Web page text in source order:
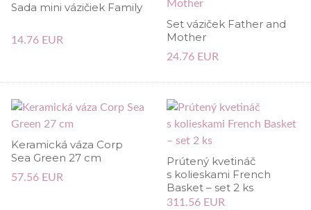
Sada mini vázičiek Family
14.76 EUR
Set váziček Father and
Mother
24.76 EUR
Keramická váza Corp
Sea Green 27 cm
57.56 EUR
Prútený kvetináč
s kolieskami French
Basket – set 2 ks
311.56 EUR